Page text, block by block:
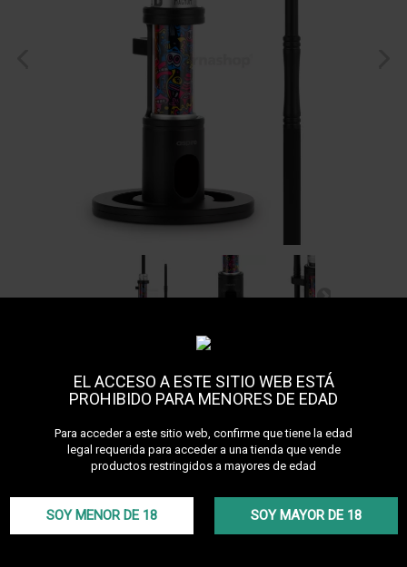
EL ACCESO A ESTE SITIO WEB ESTÁ
PROHIBIDO PARA MENORES DE EDAD
Para acceder a este sitio web, confirme que tiene la edad
legal requerida para acceder a una tienda que vende
productos restringidos a mayores de edad
SOY MENOR DE 18 SOY MAYOR DE 18
Hookah Dock pour
Magnum
Descubre otros productos de la marca Fumytech
Transforme su kit Magnum Aspire en una auténtica shisha
cómodas y sabrosas.
Más detalles